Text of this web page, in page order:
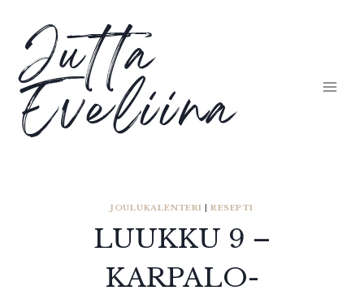
sisältöön
Jutta
Eveliina
JOULUKALENTERI |RESEPTI
LUUKKU 9 –
KARPALO-